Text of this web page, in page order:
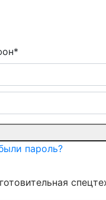
пароль?